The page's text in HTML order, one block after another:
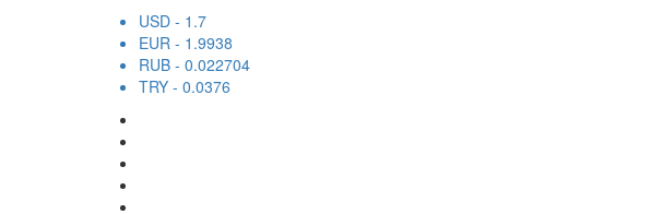
USD - 1.7
EUR - 1.9938
RUB - 0.022704
TRY - 0.0376